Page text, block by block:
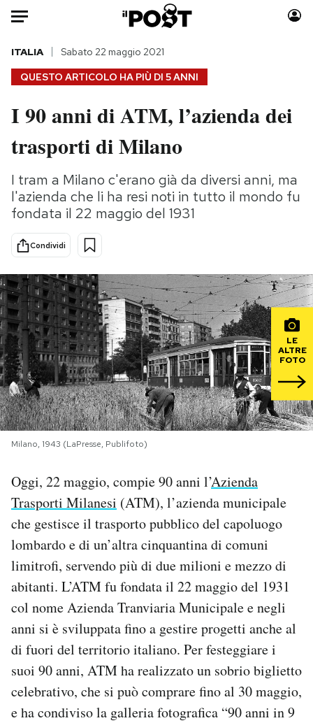
Auto
HOME
Italia
Politica
Tecnologia
Internet
Scienza
Cultura
Economia
Sport
Moda
Consumismi
Storie/Idee
Ok Boomer!
Media
Mondiali calcio 2026
PODCAST
NEWSLETTER
I MIEI PREFERITI
SHOP
CALENDARIO
AREA PERSONALE
Area Personale
Notifiche mobile
Regala il Post
Hai bisogno di aiuto?
Esci
QUESTO ARTICOLO HA PIÙ DI 5 ANNI
ITALIA Sabato 22 maggio 2021
I 90 anni di ATM, l’azienda dei
trasporti di Milano
I tram a Milano c'erano già da diversi anni, ma
l'azienda che li ha resi noti in tutto il mondo fu
fondata il 22 maggio del 1931
Condividi
LE
ALTRE
FOTO
Milano, 1943 (LaPresse, Publifoto)
Oggi, 22 maggio, compie 90 anni l’Azienda
Trasporti Milanesi (ATM), l’azienda municipale
che gestisce il trasporto pubblico del capoluogo
lombardo e di un’altra cinquantina di comuni
limitrofi, servendo più di due milioni e mezzo di
abitanti. L’ATM fu fondata il 22 maggio del 1931
col nome Azienda Tranviaria Municipale e negli
anni si è sviluppata fino a gestire progetti anche al
di fuori del territorio italiano. Per festeggiare i
suoi 90 anni, ATM ha realizzato un sobrio biglietto
celebrativo, che si può comprare fino al 30 maggio,
e ha condiviso la galleria fotografica “90 anni in 9